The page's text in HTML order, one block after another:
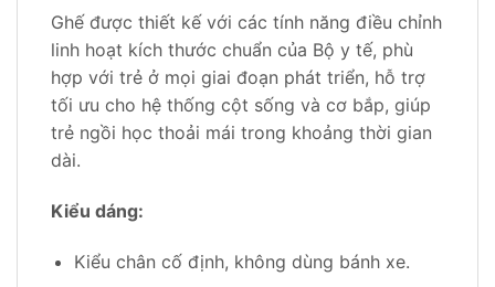
Ghế được thiết kế với các tính năng điều chỉnh
linh hoạt kích thước chuẩn của Bộ y tế, phù
hợp với trẻ ở mọi giai đoạn phát triển, hỗ trợ
tối ưu cho hệ thống cột sống và cơ bắp, giúp
trẻ ngồi học thoải mái trong khoảng thời gian
dài.
Kiểu dáng:
Kiểu chân cố định, không dùng bánh xe.